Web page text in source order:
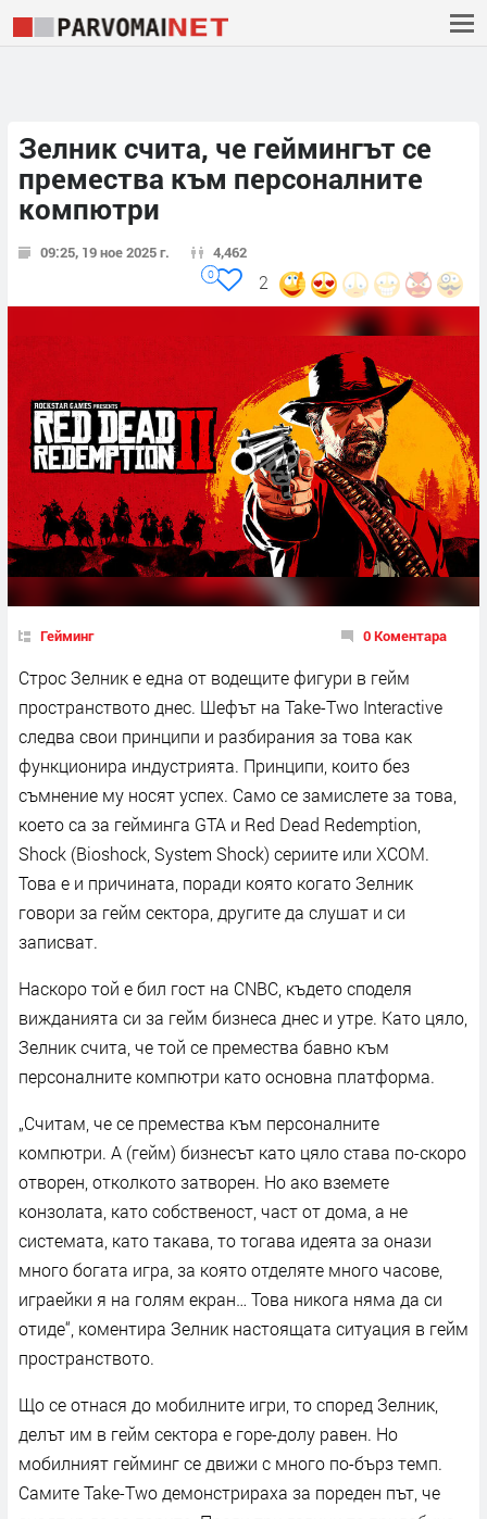
Зелник счита, че геймингът се
премества към персоналните
компютри
09:25, 19 ное 2025 г. 4,462
2
0
Гейминг 0 Коментара
Строс Зелник е една от водещите фигури в гейм
пространството днес. Шефът на Take-Two Interactive
следва свои принципи и разбирания за това как
функционира индустрията. Принципи, които без
съмнение му носят успех. Само се замислете за това,
което са за гейминга GTA и Red Dead Redemption,
Shock (Bioshock, System Shock) сериите или XCOM.
Това е и причината, поради която когато Зелник
говори за гейм сектора, другите да слушат и си
записват.
Наскоро той е бил гост на CNBC, където споделя
вижданията си за гейм бизнеса днес и утре. Като цяло,
Зелник счита, че той се премества бавно към
персоналните компютри като основна платформа.
„Считам, че се премества към персоналните
компютри. А (гейм) бизнесът като цяло става по-скоро
отворен, отколкото затворен. Но ако вземете
конзолата, като собственост, част от дома, а не
системата, като такава, то тогава идеята за онази
много богата игра, за която отделяте много часове,
играейки я на голям екран… Това никога няма да си
отиде“, коментира Зелник настоящата ситуация в гейм
пространството.
Що се отнася до мобилните игри, то според Зелник,
делът им в гейм сектора е горе-долу равен. Но
мобилният гейминг се движи с много по-бърз темп.
Самите Take-Two демонстрираха за пореден път, че